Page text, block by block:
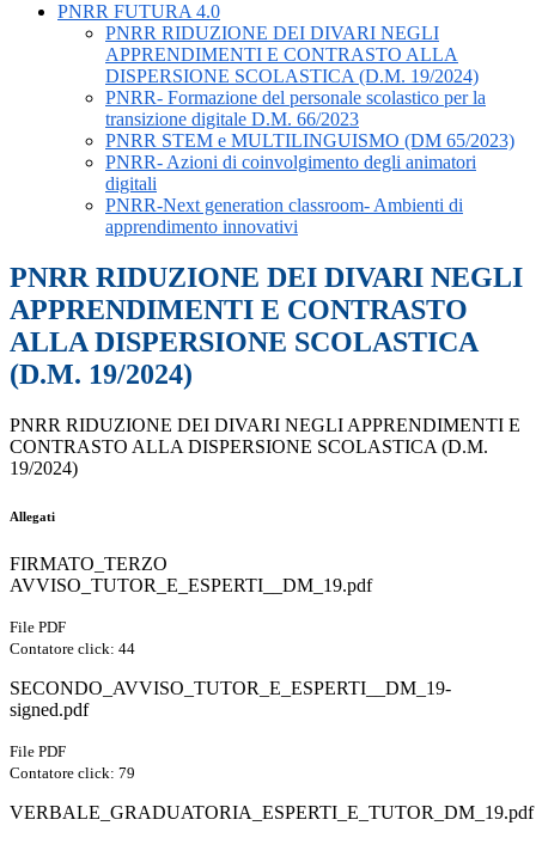
PNRR FUTURA 4.0
PNRR RIDUZIONE DEI DIVARI NEGLI
APPRENDIMENTI E CONTRASTO ALLA
DISPERSIONE SCOLASTICA (D.M. 19/2024)
PNRR- Formazione del personale scolastico per la
transizione digitale D.M. 66/2023
PNRR STEM e MULTILINGUISMO (DM 65/2023)
PNRR- Azioni di coinvolgimento degli animatori
digitali
PNRR-Next generation classroom- Ambienti di
apprendimento innovativi
PNRR RIDUZIONE DEI DIVARI NEGLI
APPRENDIMENTI E CONTRASTO
ALLA DISPERSIONE SCOLASTICA
(D.M. 19/2024)
PNRR RIDUZIONE DEI DIVARI NEGLI APPRENDIMENTI E
CONTRASTO ALLA DISPERSIONE SCOLASTICA (D.M.
19/2024)
Allegati
FIRMATO_TERZO
AVVISO_TUTOR_E_ESPERTI__DM_19.pdf
File PDF
Contatore click: 44
SECONDO_AVVISO_TUTOR_E_ESPERTI__DM_19-
signed.pdf
File PDF
Contatore click: 79
VERBALE_GRADUATORIA_ESPERTI_E_TUTOR_DM_19.pdf